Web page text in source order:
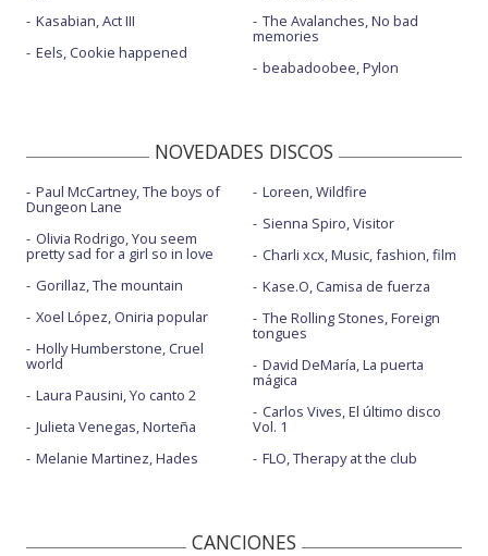
Kasabian, Act III
Eels, Cookie happened
The Avalanches, No bad
memories
beabadoobee, Pylon
NOVEDADES DISCOS
Paul McCartney, The boys of
Dungeon Lane
Olivia Rodrigo, You seem
pretty sad for a girl so in love
Gorillaz, The mountain
Xoel López, Oniria popular
Holly Humberstone, Cruel
world
Laura Pausini, Yo canto 2
Julieta Venegas, Norteña
Melanie Martinez, Hades
Loreen, Wildfire
Sienna Spiro, Visitor
Charli xcx, Music, fashion, film
Kase.O, Camisa de fuerza
The Rolling Stones, Foreign
tongues
David DeMaría, La puerta
mágica
Carlos Vives, El último disco
Vol. 1
FLO, Therapy at the club
CANCIONES